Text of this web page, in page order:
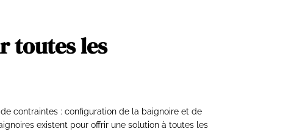
toutes les
contraintes : configuration de la baignoire et de
existent pour offrir une solution à toutes les